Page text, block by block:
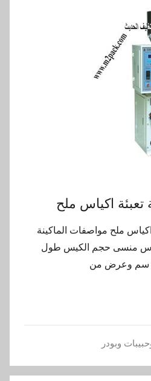
اكياس ملح
ملح مواصفات الماكينة
المهندس منسى حجم الكيس طول
وبودر